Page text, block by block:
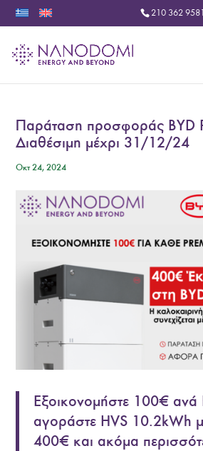
210 362 9581
Παράταση προσφοράς BYD
Διαθέσιμη μέχρι 31/12/24
Οκτ 24, 2024
Εξοικονομήστε 100€ ανά
αγοράστε HVS 10.2kWh
400€ και ακόμα